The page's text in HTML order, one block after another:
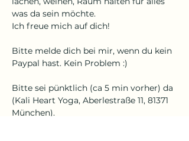
was da sein möchte.
Ich freue mich auf dich!
Bitte melde dich bei mir, wenn du kein
Paypal hast. Kein Problem :)
Bitte sei pünktlich (ca 5 min vorher) da
(Kali Heart Yoga, Aberlestraße 11, 81371
München).